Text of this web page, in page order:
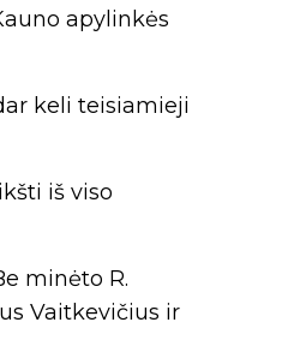
apylinkės
keli teisiamieji
iš viso
minėto R.
Vaitkevičius ir